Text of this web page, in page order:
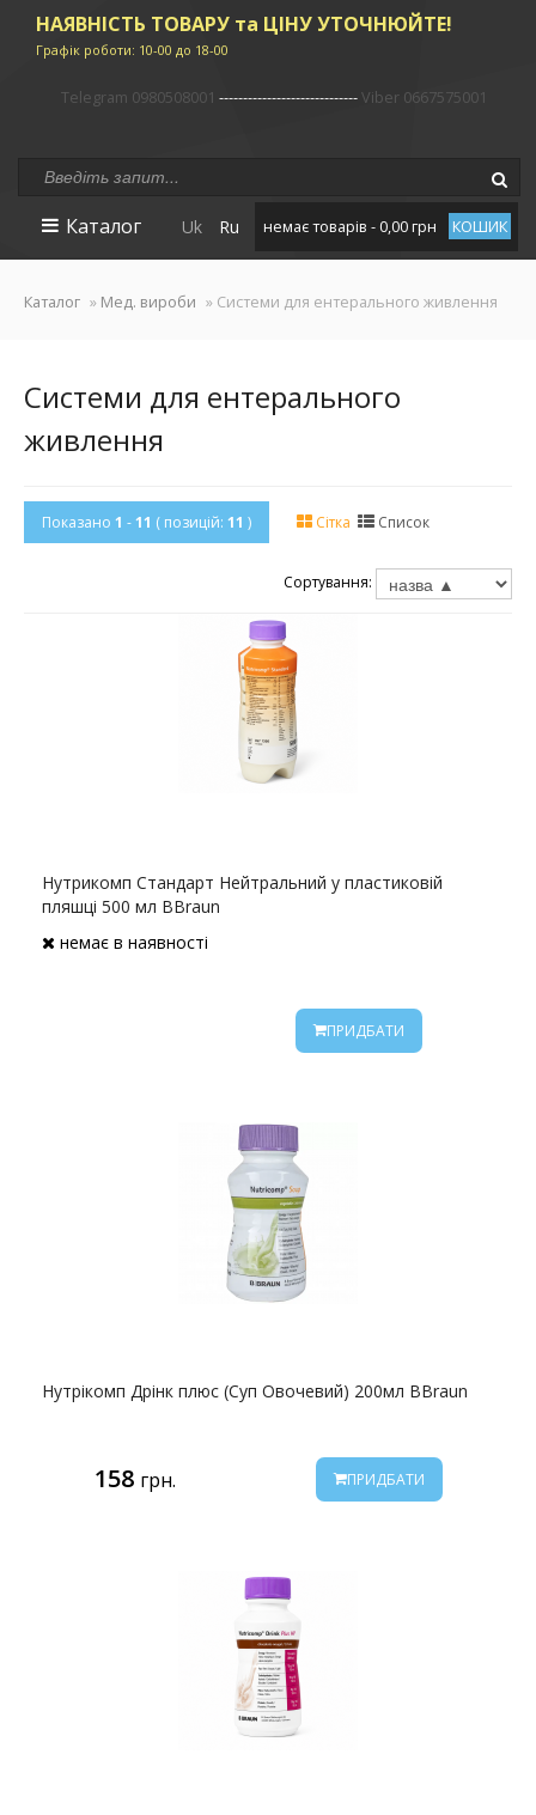
НАЯВНІСТЬ ТОВАРУ та ЦІНУ УТОЧНЮЙТЕ!
Графік роботи: 10-00 до 18-00
Telegram 0980508001 -----------------------------Viber 0667575001
Uk Ru немає товарів - 0,00 грн КОШИК
Каталог
Каталог » Мед. вироби » Системи для ентерального живлення
Системи для ентерального
живлення
Показано 1 -11 ( позицій: 11 ) Сітка Список
Сортування:
Нутрикомп Стандарт Нейтральний у пластиковій
пляшці 500 мл BBraun
немає в наявності
ПРИДБАТИ
Нутрікомп Дрінк плюс (Суп Овочевий) 200мл BBraun
158 грн. ПРИДБАТИ